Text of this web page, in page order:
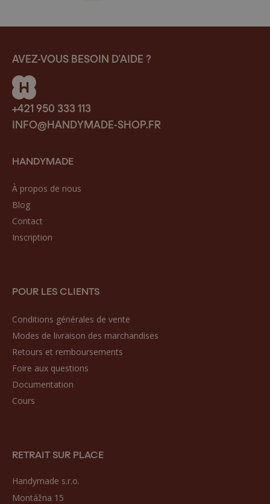
AVEZ-VOUS BESOIN D’AIDE ?
+421 950 333 113
INFO@HANDYMADE-SHOP.FR
HANDYMADE
À propos de nous
Blog
Contact
Inscription
POUR LES CLIENTS
Conditions générales de vente
Modes de livraison des marchandises
Retours et remboursements
Foire aux questions
Documentation
Cours
RETRAIT SUR PLACE
Handymade s.r.o.
Montážna 15